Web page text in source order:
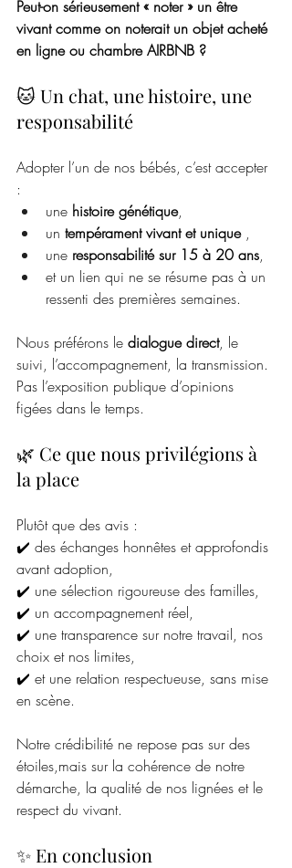
Peut-on sérieusement « noter » un être
vivant comme on noterait un objet acheté
en ligne ou chambre AIRBNB ?
🐱 Un chat, une histoire, une
responsabilité
Adopter l’un de nos bébés, c’est accepter
:
une histoire génétique,
un tempérament vivant et unique ,
une responsabilité sur 15 à 20 ans,
et un lien qui ne se résume pas à un
ressenti des premières semaines.
Nous préférons le dialogue direct, le
suivi, l’accompagnement, la transmission.
Pas l’exposition publique d’opinions
figées dans le temps.
🌿 Ce que nous privilégions à
la place
Plutôt que des avis :
✔️ des échanges honnêtes et approfondis
avant adoption,
✔️ une sélection rigoureuse des familles,
✔️ un accompagnement réel,
✔️ une transparence sur notre travail, nos
choix et nos limites,
✔️ et une relation respectueuse, sans mise
en scène.
Notre crédibilité ne repose pas sur des
étoiles,mais sur la cohérence de notre
démarche, la qualité de nos lignées et le
respect du vivant.
✨ En conclusion